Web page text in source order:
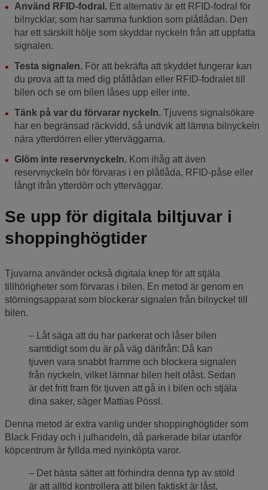
Använd RFID-fodral. Ett alternativ är ett RFID-fodral för
bilnycklar, som har samma funktion som plåtlådan. Den
har ett särskilt hölje som skyddar nyckeln från att uppfatta
signalen.
Testa signalen. För att bekräfta att skyddet fungerar kan
du prova att ta med dig plåtlådan eller RFID-fodralet till
bilen och se om bilen låses upp eller inte.
Tänk på var du förvarar nyckeln. Tjuvens signalsökare
har en begränsad räckvidd, så undvik att lämna bilnyckeln
nära ytterdörren eller ytterväggarna.
Glöm inte reservnyckeln. Kom ihåg att även
reservnyckeln bör förvaras i en plåtlåda, RFID-påse eller
långt ifrån ytterdörr och ytterväggar.
Se upp för digitala biltjuvar i
shoppinghögtider
Tjuvarna använder också digitala knep för att stjäla
tillhörigheter som förvaras i bilen. En metod är genom en
störningsapparat som blockerar signalen från bilnyckel till
bilen.
Låt säga att du har parkerat och låser bilen
samtidigt som du är på väg därifrån: Då kan
tjuven vara snabbt framme och blockera signalen
från nyckeln, vilket lämnar bilen helt olåst. Sedan
är det fritt fram för tjuven att gå in i bilen och stjäla
dina saker, säger Mattias Pössl.
Denna metod är extra vanlig under shoppinghögtider som
Black Friday och i julhandeln, då parkerade bilar utanför
köpcentrum är fyllda med nyinköpta varor.
Det bästa sättet att förhindra denna typ av stöld
är att alltid kontrollera att bilen faktiskt är låst,